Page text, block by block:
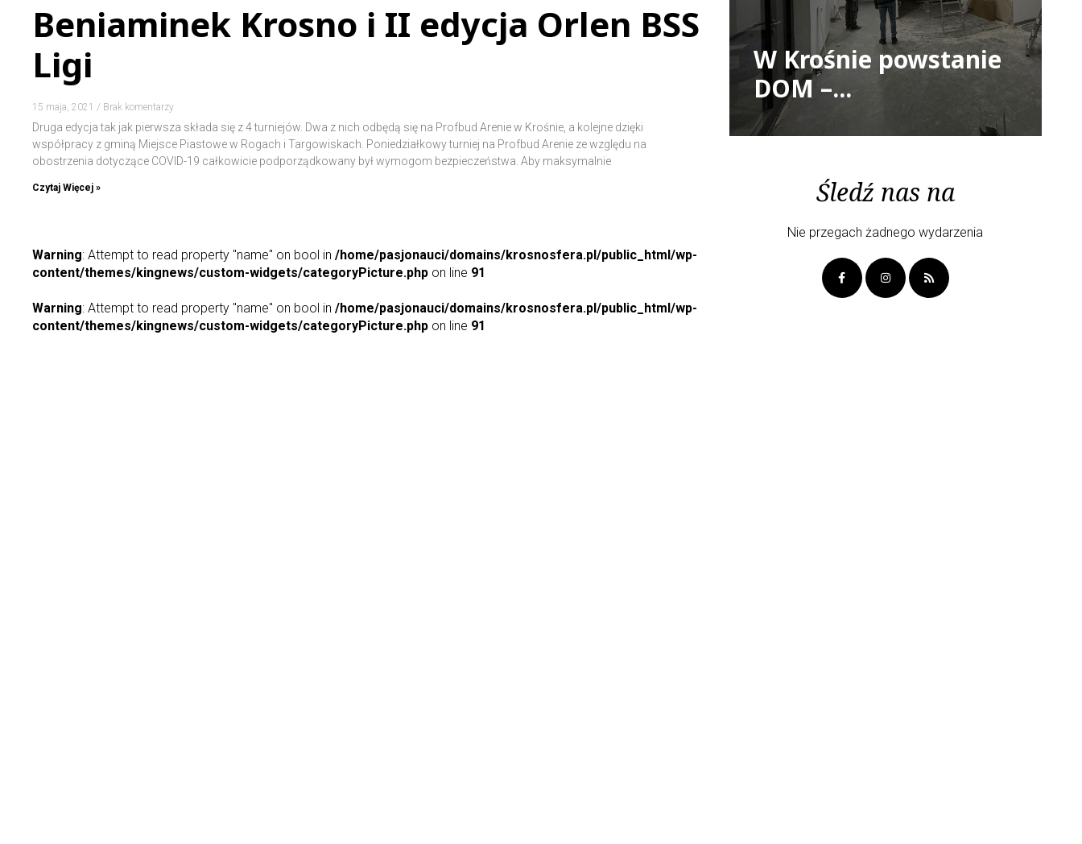
Beniaminek Krosno i II edycja Orlen BSS
Ligi
15 maja, 2021 Brak komentarzy
Druga edycja tak jak pierwsza składa się z 4 turniejów. Dwa z nich odbędą się na Profbud Arenie w Krośnie, a kolejne dzięki
współpracy z gminą Miejsce Piastowe w Rogach i Targowiskach. Poniedziałkowy turniej na Profbud Arenie ze względu na
obostrzenia dotyczące COVID-19 całkowicie podporządkowany był wymogom bezpieczeństwa. Aby maksymalnie
Czytaj Więcej »
Warning: Attempt to read property "name" on bool in /home/pasjonauci/domains/krosnosfera.pl/public_html/wp-
content/themes/kingnews/custom-widgets/categoryPicture.php on line 91
Warning: Attempt to read property "name" on bool in /home/pasjonauci/domains/krosnosfera.pl/public_html/wp-
content/themes/kingnews/custom-widgets/categoryPicture.php on line 91
W Krośnie powstanie
DOM –...
Śledź nas na
Nie przegach żadnego wydarzenia